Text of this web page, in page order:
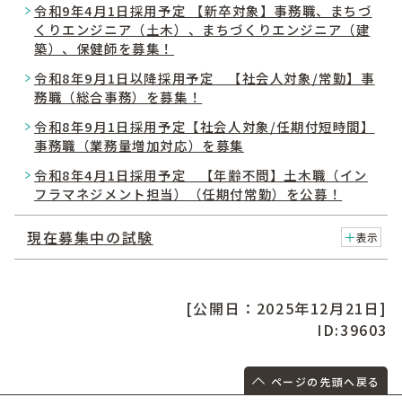
令和9年4月1日採用予定 【新卒対象】事務職、まちづ
くりエンジニア（土木）、まちづくりエンジニア（建
築）、保健師を募集！
令和8年9月1日以降採用予定 【社会人対象/常勤】事
務職（総合事務）を募集！
令和8年9月1日採用予定【社会人対象/任期付短時間】
事務職（業務量増加対応）を募集
令和8年4月1日採用予定 【年齢不問】土木職（イン
フラマネジメント担当）（任期付常勤）を公募！
現在募集中の試験 表示
[公開日：2025年12月21日]
ID:39603
ページの先頭へ戻る